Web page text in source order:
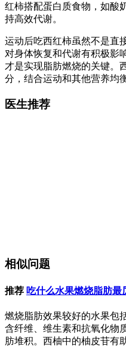
红柿搭配蛋白质食物，如酸
持高效代谢。
运动后吃西红柿虽然不是直
对身体恢复和代谢有积极影
才是实现脂肪燃烧的关键。
分，结合运动和其他营养均
医生推荐
相似问题
推荐 吃什么水果燃烧脂肪最
燃烧脂肪效果较好的水果包
含纤维、维生素和抗氧化物
肪堆积。西柚中的柚皮苷有